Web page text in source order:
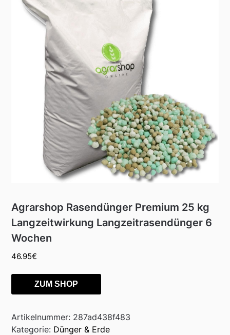
Agrarshop Rasendünger Premium 25 kg
Langzeitwirkung Langzeitrasendünger 6
Wochen
46.95€
ZUM SHOP
Artikelnummer: 287ad438f483
Kategorie: Dünger & Erde